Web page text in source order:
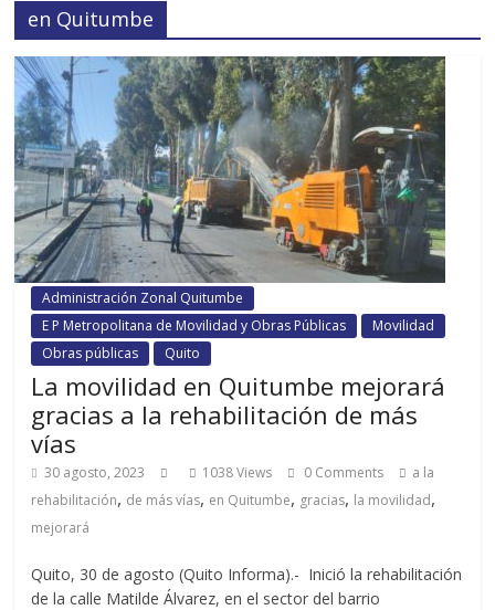
en Quitumbe
Administración Zonal Quitumbe
E P Metropolitana de Movilidad y Obras Públicas
Movilidad
Obras públicas
Quito
La movilidad en Quitumbe mejorará
gracias a la rehabilitación de más
vías
30 agosto, 2023 1038 Views 0 Comments
a la
rehabilitación, de más vías, en Quitumbe, gracias, la movilidad,
mejorará
Quito, 30 de agosto (Quito Informa).- Inició la rehabilitación
de la calle Matilde Álvarez, en el sector del barrio